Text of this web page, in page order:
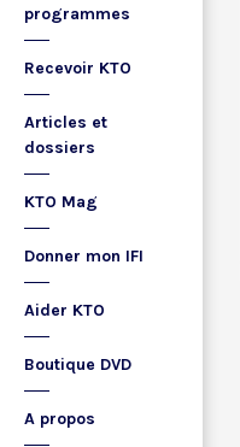
programmes
Recevoir KTO
Articles et
dossiers
KTO Mag
Donner mon IFI
Aider KTO
Boutique DVD
A propos